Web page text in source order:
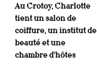
Au Crotoy, Charlotte
tient un salon de
coiffure, un institut de
beauté et une
chambre d’hôtes